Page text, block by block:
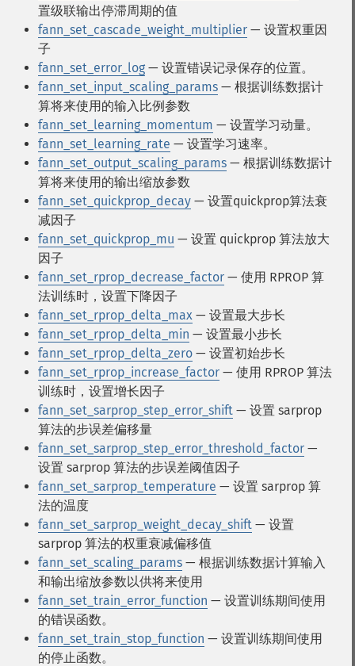
置级联输出停滞周期的值
fann_set_cascade_weight_multiplier — 设置权重因
子
fann_set_error_log — 设置错误记录保存的位置。
fann_set_input_scaling_params — 根据训练数据计
算将来使用的输入比例参数
fann_set_learning_momentum — 设置学习动量。
fann_set_learning_rate — 设置学习速率。
fann_set_output_scaling_params — 根据训练数据计
算将来使用的输出缩放参数
fann_set_quickprop_decay — 设置quickprop算法衰
减因子
fann_set_quickprop_mu — 设置 quickprop 算法放大
因子
fann_set_rprop_decrease_factor — 使用 RPROP 算
法训练时，设置下降因子
fann_set_rprop_delta_max — 设置最大步长
fann_set_rprop_delta_min — 设置最小步长
fann_set_rprop_delta_zero — 设置初始步长
fann_set_rprop_increase_factor — 使用 RPROP 算法
训练时，设置增长因子
fann_set_sarprop_step_error_shift — 设置 sarprop
算法的步误差偏移量
fann_set_sarprop_step_error_threshold_factor —
设置 sarprop 算法的步误差阈值因子
fann_set_sarprop_temperature — 设置 sarprop 算
法的温度
fann_set_sarprop_weight_decay_shift — 设置
sarprop 算法的权重衰减偏移值
fann_set_scaling_params — 根据训练数据计算输入
和输出缩放参数以供将来使用
fann_set_train_error_function — 设置训练期间使用
的错误函数。
fann_set_train_stop_function — 设置训练期间使用
的停止函数。